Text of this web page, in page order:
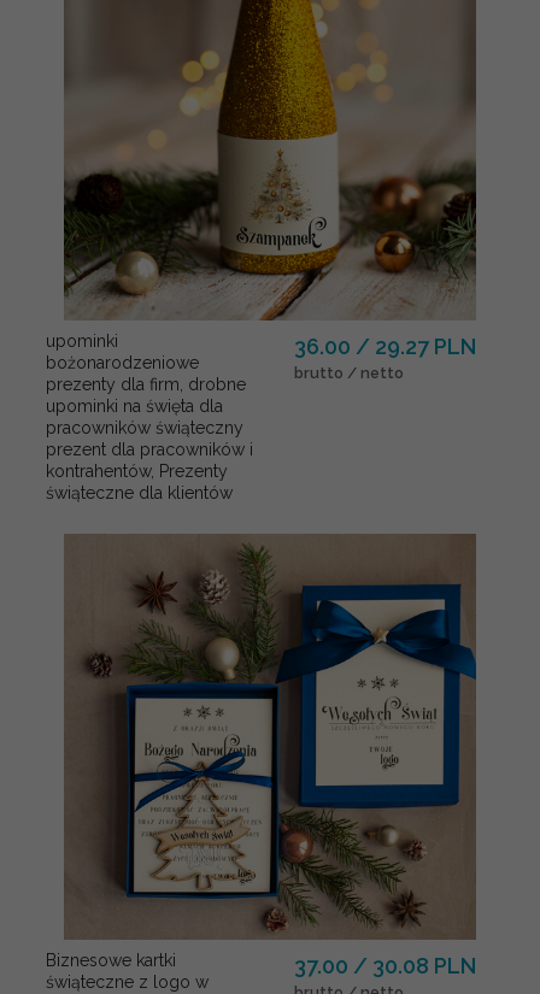
upominki
bożonarodzeniowe
prezenty dla firm, drobne
upominki na święta dla
pracowników świąteczny
prezent dla pracowników i
kontrahentów, Prezenty
świąteczne dla klientów
36.00 / 29.27 PLN
brutto / netto
Biznesowe kartki
świąteczne z logo w
37.00 / 30.08 PLN